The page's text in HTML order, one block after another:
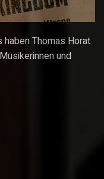
Thomas Horat
und